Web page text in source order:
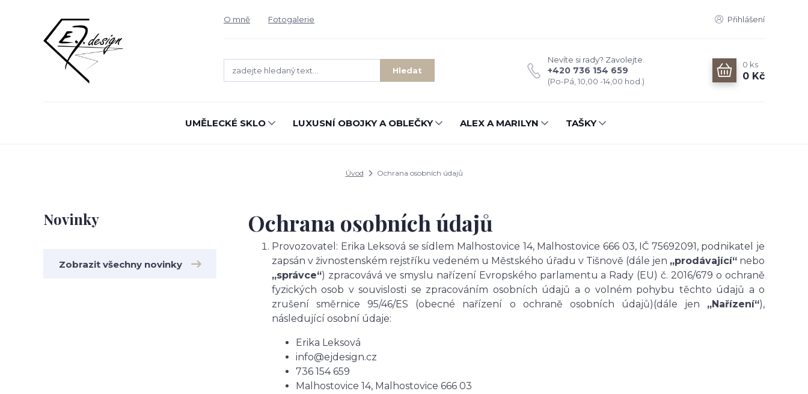
O mně Fotogalerie Přihlášení
Hledat
Nevíte si rady? Zavolejte.
+420 736 154 659
(Po-Pá, 10,00 -14,00 hod.)
0 ks
0 Kč
UMĚLECKÉ SKLO LUXUSNÍ OBOJKY A OBLEČKY ALEX A MARILYN TAŠKY
Úvod Ochrana osobních údajů
Novinky
Zobrazit všechny novinky
Ochrana osobních údajů
Provozovatel: Erika Leksová se sídlem Malhostovice 14, Malhostovice 666 03, IČ 75692091, podnikatel je
zapsán v živnostenském rejstříku vedeném u Městského úřadu v Tišnově (dále jen „prodávající“ nebo
„správce“) zpracovává ve smyslu nařízení Evropského parlamentu a Rady (EU) č. 2016/679 o ochraně
fyzických osob v souvislosti se zpracováním osobních údajů a o volném pohybu těchto údajů a o
zrušení směrnice 95/46/ES (obecné nařízení o ochraně osobních údajů)(dále jen „Nařízení“),
následující osobní údaje:
Erika Leksová
info@ejdesign.cz
736 154 659
Malhostovice 14, Malhostovice 666 03